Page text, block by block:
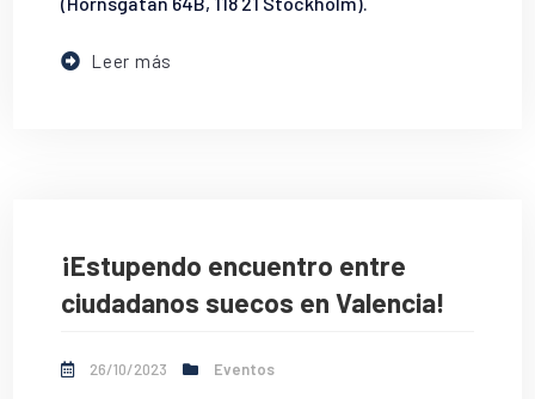
Leer más
¡Estupendo encuentro entre
ciudadanos suecos en Valencia!
26/10/2023 Eventos